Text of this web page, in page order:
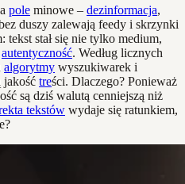
pole minowe – dezinformacja,
duszy zalewają feedy i skrzynki
tekst stał się nie tylko medium,
autentyczność. Według licznych
algorytmy wyszukiwarek i
jakość treści. Dlaczego? Ponieważ
są dziś walutą cenniejszą niż
tekstów wydaje się ratunkiem,